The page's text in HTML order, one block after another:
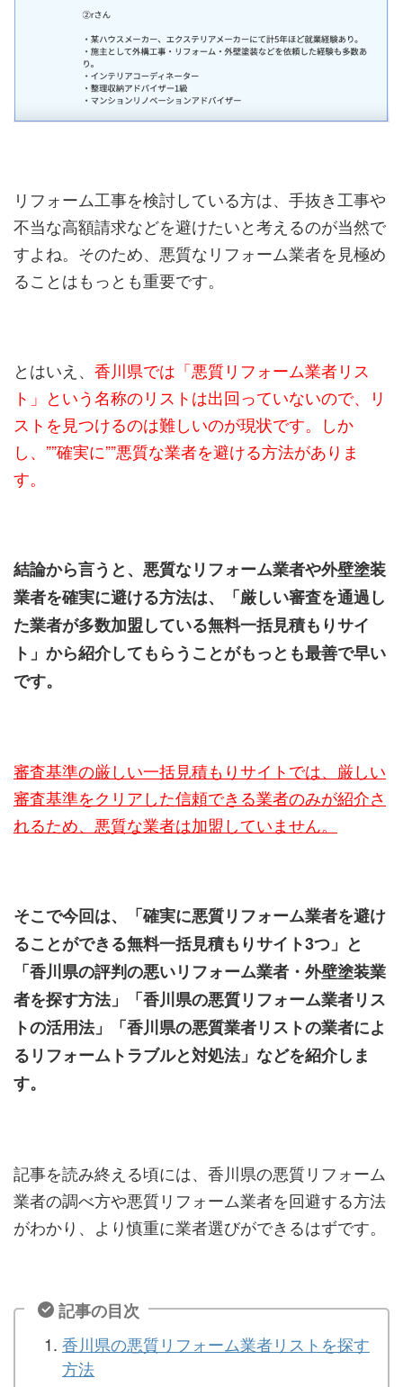
リフォーム工事を検討している方は、手抜き工事や
不当な高額請求などを避けたいと考えるのが当然で
すよね。そのため、悪質なリフォーム業者を見極め
ることはもっとも重要です。
とはいえ、 香川県では「悪質リフォーム業者リス
ト」という名称のリストは出回っていないので、リ
ストを見つけるのは難しいのが現状です。しか
し、””確実に””悪質な業者を避ける方法がありま
す。
結論から言うと、悪質なリフォーム業者や外壁塗装
業者を確実に避ける方法は、「厳しい審査を通過し
た業者が多数加盟している無料一括見積もりサイ
ト」から紹介してもらうことがもっとも最善で早い
です。
審査基準の厳しい一括見積もりサイトでは、厳しい
審査基準をクリアした信頼できる業者のみが紹介さ
れるため、悪質な業者は加盟していません。
そこで今回は、「確実に悪質リフォーム業者を避け
ることができる無料一括見積もりサイト3つ」と
「香川県の評判の悪いリフォーム業者・外壁塗装業
者を探す方法」「香川県の悪質リフォーム業者リス
トの活用法」「香川県の悪質業者リストの業者によ
るリフォームトラブルと対処法」などを紹介しま
す。
記事を読み終える頃には、香川県の悪質リフォーム
業者の調べ方や悪質リフォーム業者を回避する方法
がわかり、より慎重に業者選びができるはずです。
記事の目次
香川県の悪質リフォーム業者リストを探す
方法